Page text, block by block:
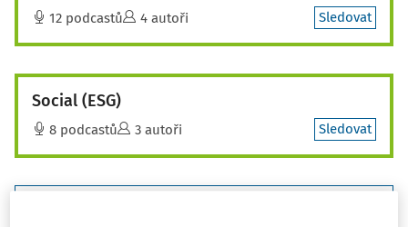
12 podcastů 4 autoři Sledovat
Social (ESG)
8 podcastů 3 autoři Sledovat